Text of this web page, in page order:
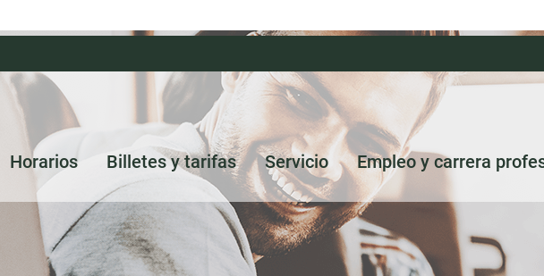
Horarios Billetes y tarifas Servicio Empleo y carrera